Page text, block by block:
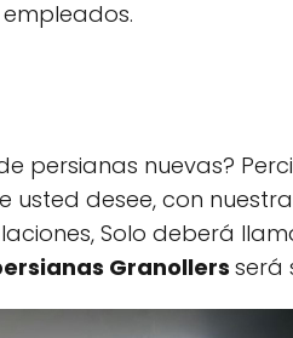
persianas nuevas?
usted desee, con
Solo deberá
Granollers será